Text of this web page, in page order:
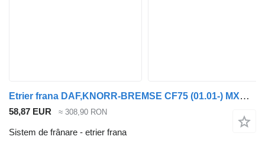
Etrier frana DAF,KNORR-BREMSE CF75 (01.01-) MXC9103003 pentru cap tractor DAF LF45, LF55, LF180, CF65, CF75, CF85 (2001-)
58,87 EUR ≈ 308,90 RON
Sistem de frânare - etrier frana